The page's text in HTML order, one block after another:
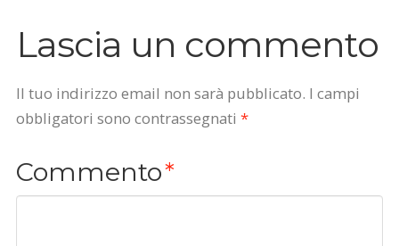
Lascia un commento
Il tuo indirizzo email non sarà pubblicato. I campi
obbligatori sono contrassegnati *
Commento*